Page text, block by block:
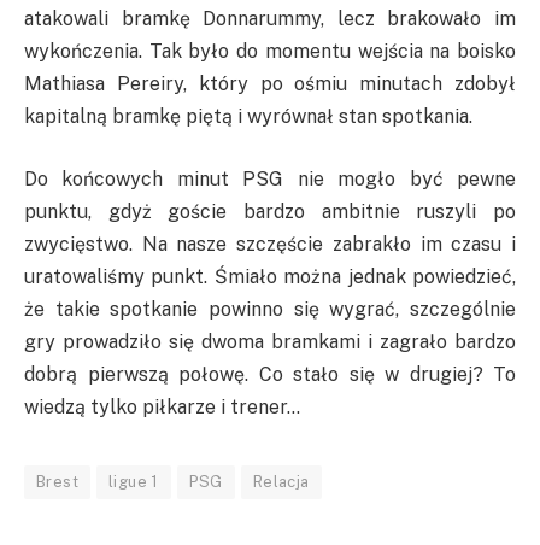
atakowali bramkę Donnarummy, lecz brakowało im
wykończenia. Tak było do momentu wejścia na boisko
Mathiasa Pereiry, który po ośmiu minutach zdobył
kapitalną bramkę piętą i wyrównał stan spotkania.
Do końcowych minut PSG nie mogło być pewne
punktu, gdyż goście bardzo ambitnie ruszyli po
zwycięstwo. Na nasze szczęście zabrakło im czasu i
uratowaliśmy punkt. Śmiało można jednak powiedzieć,
że takie spotkanie powinno się wygrać, szczególnie
gry prowadziło się dwoma bramkami i zagrało bardzo
dobrą pierwszą połowę. Co stało się w drugiej? To
wiedzą tylko piłkarze i trener…
Brest ligue 1 PSG Relacja